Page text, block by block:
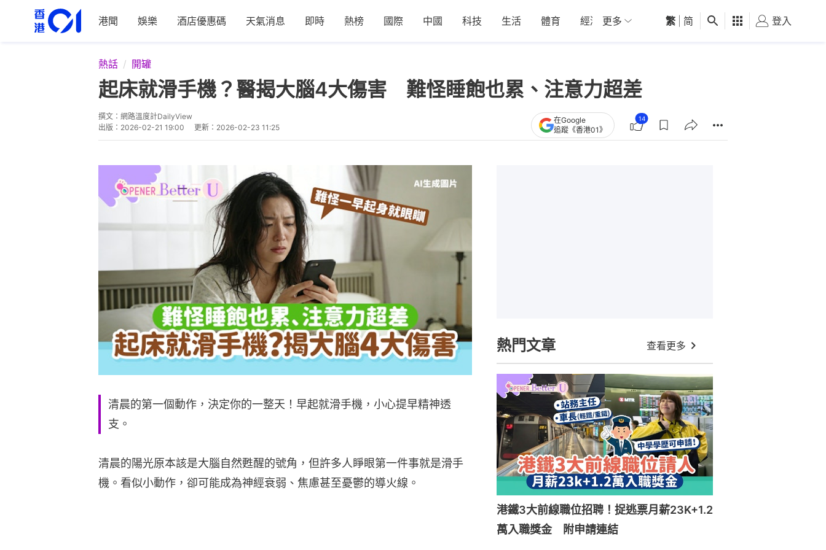
港聞 娛樂 酒店優惠碼 天氣消息 即時 熱榜 國際 中國 科技 生活 體育 經濟 01深圳 觀點 健康 好食玩飛
更多 繁 简 登入
熱話 開罐
起床就滑手機？醫揭大腦4大傷害 難怪睡飽也累、注意力超差
撰文： 網路溫度計DailyView
出版： 2026-02-21 19:00 更新： 2026-02-23 11:25
在Google
追蹤《香港01》
14
清晨的第一個動作，決定你的一整天！早起就滑手機，小心提早精神透
支。
清晨的陽光原本該是大腦自然甦醒的號角，但許多人睜眼第一件事就是滑手
機。看似小動作，卻可能成為神經衰弱、焦慮甚至憂鬱的導火線。
熱門文章 查看更多
港鐵3大前線職位招聘！捉逃票月薪23K+1.2
萬入職獎金 附申請連結